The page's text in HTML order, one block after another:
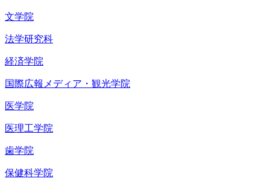
文学院
法学研究科
経済学院
国際広報メディア・観光学院
医学院
医理工学院
歯学院
保健科学院